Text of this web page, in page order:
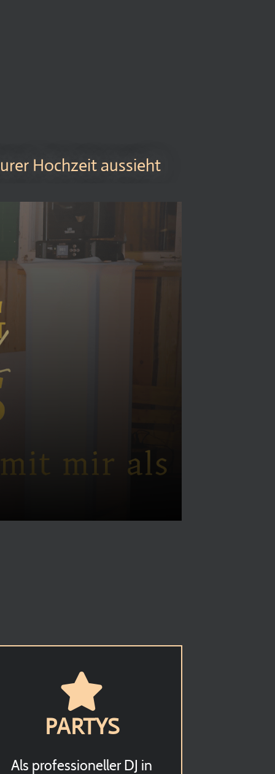
Hochzeit aussieht
PARTYS
Als professioneller DJ in